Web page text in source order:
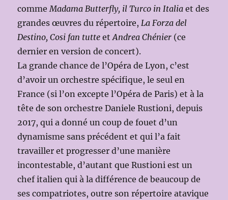
comme Madama Butterfly, il Turco in Italia et des
grandes œuvres du répertoire, La Forza del
Destino, Cosi fan tutte etAndrea Chénier (ce
dernier en version de concert).
La grande chance de l’Opéra de Lyon, c’est
d’avoir un orchestre spécifique, le seul en
France (si l’on excepte l’Opéra de Paris) et à la
tête de son orchestre Daniele Rustioni, depuis
2017, qui a donné un coup de fouet d’un
dynamisme sans précédent et qui l’a fait
travailler et progresser d’une manière
incontestable, d’autant que Rustioni est un
chef italien qui à la différence de beaucoup de
ses compatriotes, outre son répertoire atavique